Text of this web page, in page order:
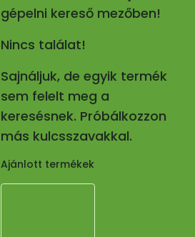
gépelni kereső mezőben!
Nincs találat!
Sajnáljuk, de egyik termék
sem felelt meg a
keresésnek. Próbálkozzon
más kulcsszavakkal.
Ajánlott termékek